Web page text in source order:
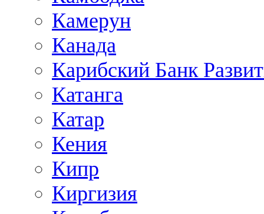
Камерун
Канада
Карибский Банк
Катанга
Катар
Кения
Кипр
Киргизия